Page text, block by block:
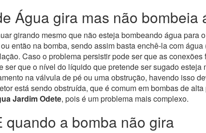
Água gira mas não bombeia
girando mesmo que não esteja bombeando água para
então na bomba, sendo assim basta enchê-la com
Caso o problema persistir pode ser que as
ser que o nível do líquido que pretende ser sugado
na válvula de pé ou uma obstrução, havendo isso
está sendo obstruída, que é comum em bombas de
Jardim Odete, pois é um problema mais complexo.
quando a bomba não gira